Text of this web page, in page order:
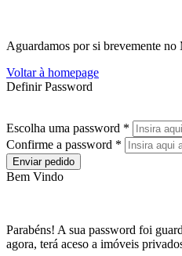
Aguardamos por si brevemente no
Voltar à homepage
Definir Password
Escolha uma password *
Confirme a password *
Enviar pedido
Bem Vindo
Parabéns! A sua password foi
agora, terá aceso a imóveis